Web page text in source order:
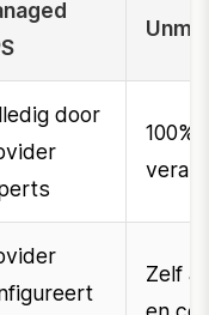
door
100%
Zelf